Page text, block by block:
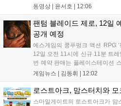
사이의 시기를 배경으로 하고 있
의 디비전 요원이 되어...
동영상 | 윤서호 | 12:06
팬텀 블레이드 제로, 12일
공개 예정
에스게임의 쿵푸펑크 액션 RPG
12일 오전 11시에 신규 11분 트
번 예약 판매는 플레이스테이션
진행되며, 개발이 완료된 게임은
콤보 액션과 세미 오픈월드 환경
게임뉴스 | 김동휘 | 12:02
로스트아크, 맘스터치와
스마일게이트의 로스트아크가 맘